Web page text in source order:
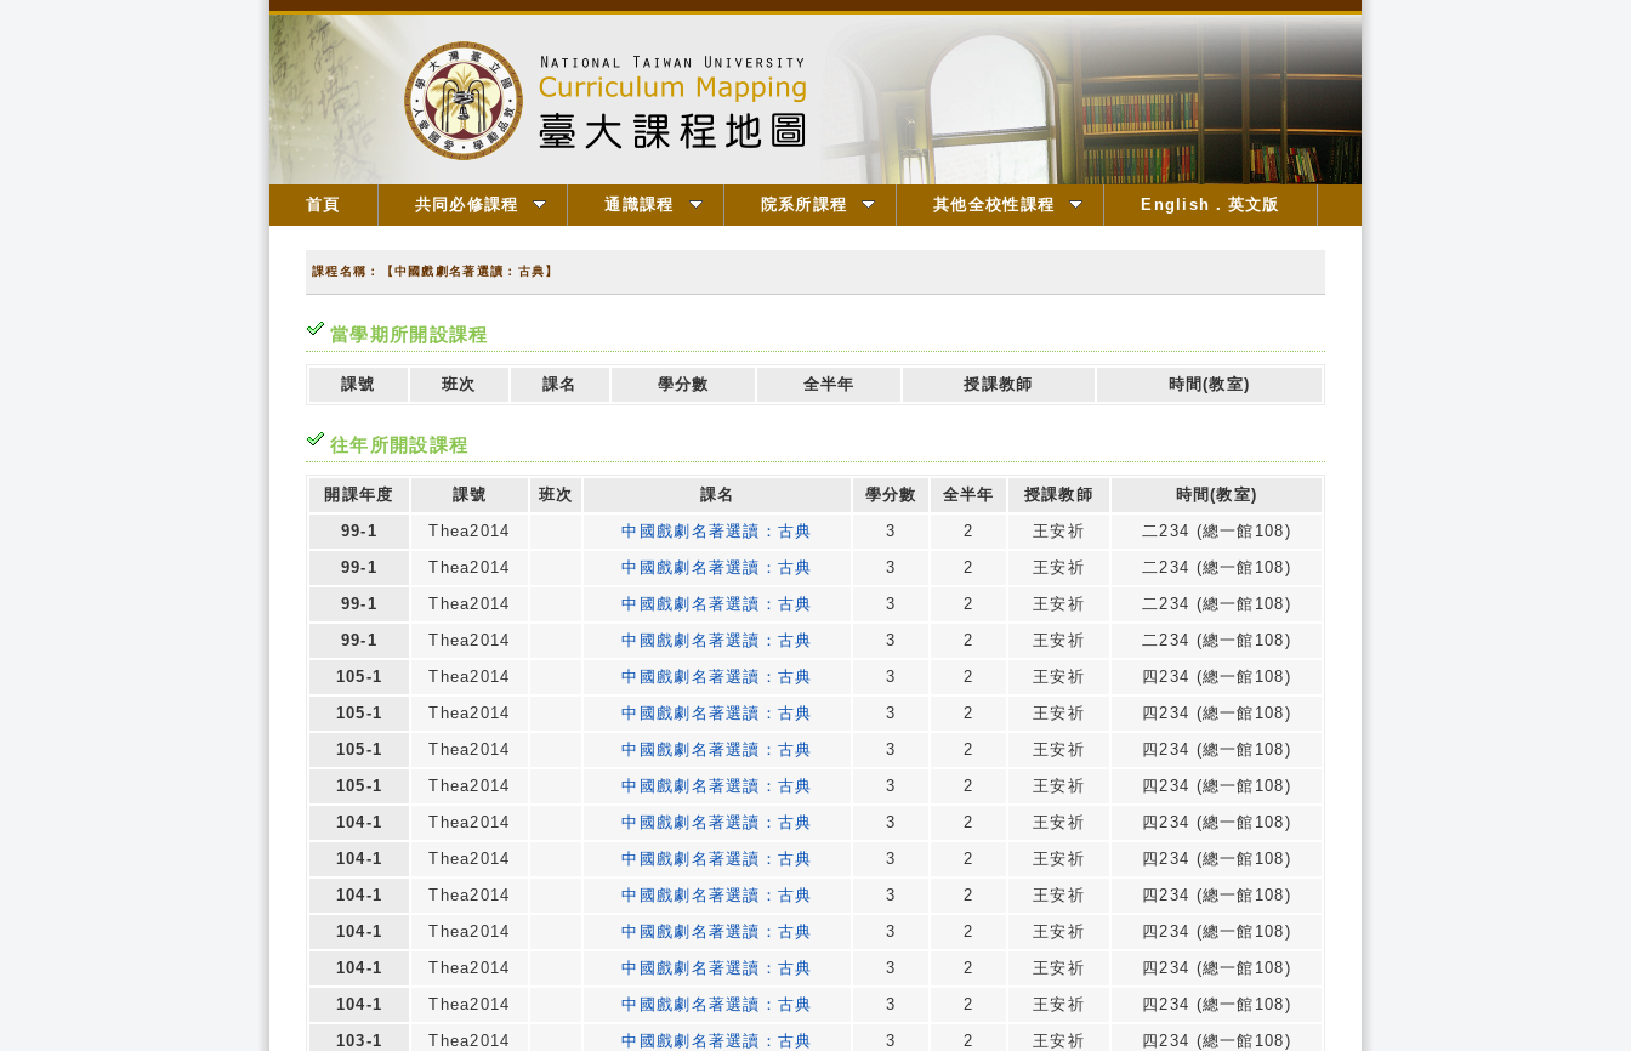
首頁 共同必修課程 通識課程 院系所課程 其他全校性課程 English．英文版
課程名稱：【中國戲劇名著選讀：古典】
當學期所開設課程
課號 班次 課名 學分數 全半年 授課教師 時間(教室)
往年所開設課程
開課年度 課號 班次 課名 學分數 全半年 授課教師
時間(教室)
99-1
Thea2014 中國戲劇名著選讀：古典 3 2 王安祈
二234 (總一館108)
99-1
Thea2014 中國戲劇名著選讀：古典 3 2 王安祈
二234 (總一館108)
99-1
Thea2014 中國戲劇名著選讀：古典 3 2 王安祈
二234 (總一館108)
99-1
Thea2014 中國戲劇名著選讀：古典 3 2 王安祈
二234 (總一館108)
105-1
Thea2014 中國戲劇名著選讀：古典 3 2 王安祈
四234 (總一館108)
105-1
Thea2014 中國戲劇名著選讀：古典 3 2 王安祈
四234 (總一館108)
105-1
Thea2014 中國戲劇名著選讀：古典 3 2 王安祈
四234 (總一館108)
105-1
Thea2014 中國戲劇名著選讀：古典 3 2 王安祈
四234 (總一館108)
104-1
Thea2014 中國戲劇名著選讀：古典 3 2 王安祈
四234 (總一館108)
104-1
Thea2014 中國戲劇名著選讀：古典 3 2 王安祈
四234 (總一館108)
104-1
Thea2014 中國戲劇名著選讀：古典 3 2 王安祈
四234 (總一館108)
104-1
Thea2014 中國戲劇名著選讀：古典 3 2 王安祈
四234 (總一館108)
104-1
Thea2014 中國戲劇名著選讀：古典 3 2 王安祈
四234 (總一館108)
104-1
Thea2014 中國戲劇名著選讀：古典 3 2 王安祈
四234 (總一館108)
103-1
Thea2014 中國戲劇名著選讀：古典 3 2 王安祈
四234 (總一館108)